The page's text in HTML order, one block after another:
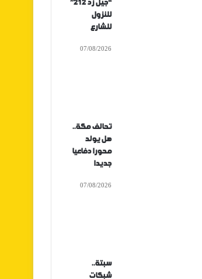
“جيل زد 212”
للنزول
للشارع
07/08/2026
تحالف مكة..
هل يولد
محورا دفاعيا
جديدا
07/08/2026
سبتة..
شبكات